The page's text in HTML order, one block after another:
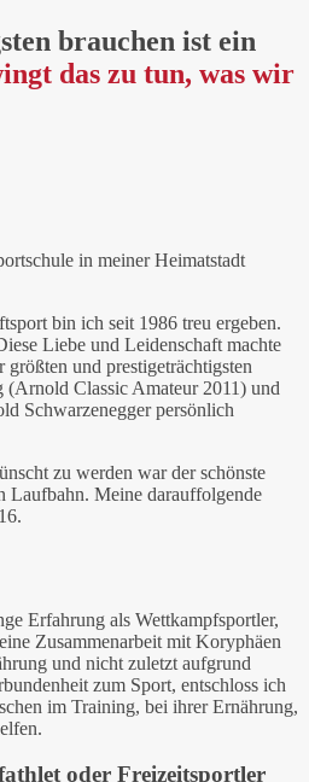
brauchen ist ein
das zu tun, was wir
in meiner Heimatstadt
bin ich seit 1986 treu ergeben.
Liebe und Leidenschaft machte
und prestigeträchtigsten
Classic Amateur 2011) und
Schwarzenegger persönlich
zu werden war der schönste
Laufbahn. Meine darauffolgende
Erfahrung als Wettkampfsportler,
Zusammenarbeit mit Koryphäen
und nicht zuletzt aufgrund
zum Sport, entschloss ich
im Training, bei ihrer Ernährung,
oder Freizeitsportler